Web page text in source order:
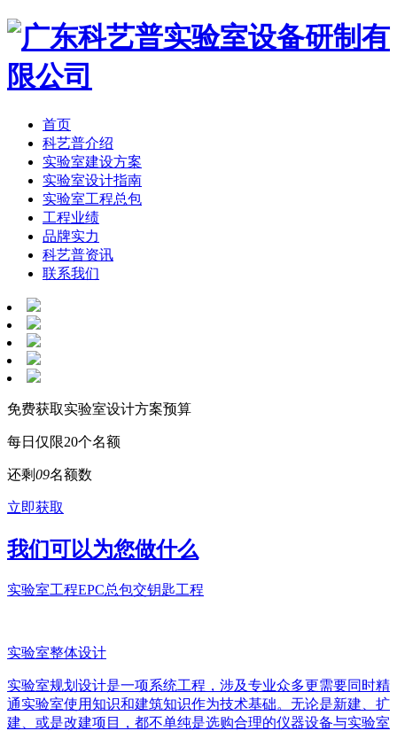
首页
科艺普介绍
实验室建设方案
实验室设计指南
实验室工程总包
工程业绩
品牌实力
科艺普资讯
联系我们
免费获取实验室设计方案预算
每日仅限20个名额
还剩09名额数
立即获取
我们可以为您做什么
实验室工程EPC总包交钥匙工程
实验室整体设计
实验室规划设计是一项系统工程，涉及专业众多更需要同时精
通实验室使用知识和建筑知识作为技术基础。无论是新建、扩
建、或是改建项目，都不单纯是选购合理的仪器设备与实验室